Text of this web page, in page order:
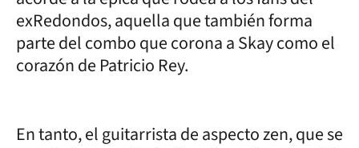
exRedondos, aquella que también forma
parte del combo que corona a Skay como el
corazón de Patricio Rey.
En tanto, el guitarrista de aspecto zen, que se